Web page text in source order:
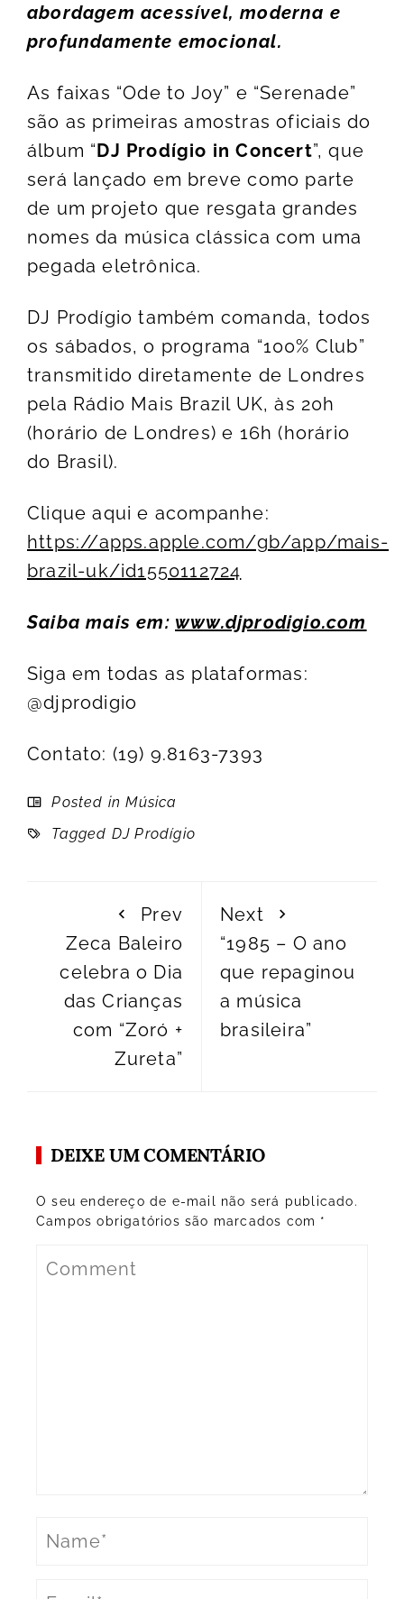
abordagem acessível, moderna e
profundamente emocional.
As faixas “Ode to Joy” e “Serenade”
são as primeiras amostras oficiais do
álbum “DJ Prodígio in Concert”, que
será lançado em breve como parte
de um projeto que resgata grandes
nomes da música clássica com uma
pegada eletrônica.
DJ Prodígio também comanda, todos
os sábados, o programa “100% Club”
transmitido diretamente de Londres
pela Rádio Mais Brazil UK, às 20h
(horário de Londres) e 16h (horário
do Brasil).
Clique aqui e acompanhe:
https://apps.apple.com/gb/app/mais-
brazil-uk/id1550112724
Saiba mais em: www.djprodigio.com
Siga em todas as plataformas:
@djprodigio
Contato: (19) 9.8163-7393
Posted inMúsica
Tagged DJ Prodígio
Prev
Zeca Baleiro
celebra o Dia
das Crianças
com “Zoró +
Zureta”
Next
“1985 – O ano
que repaginou
a música
brasileira”
DEIXE UM COMENTÁRIO
O seu endereço de e-mail não será publicado.
Campos obrigatórios são marcados com *